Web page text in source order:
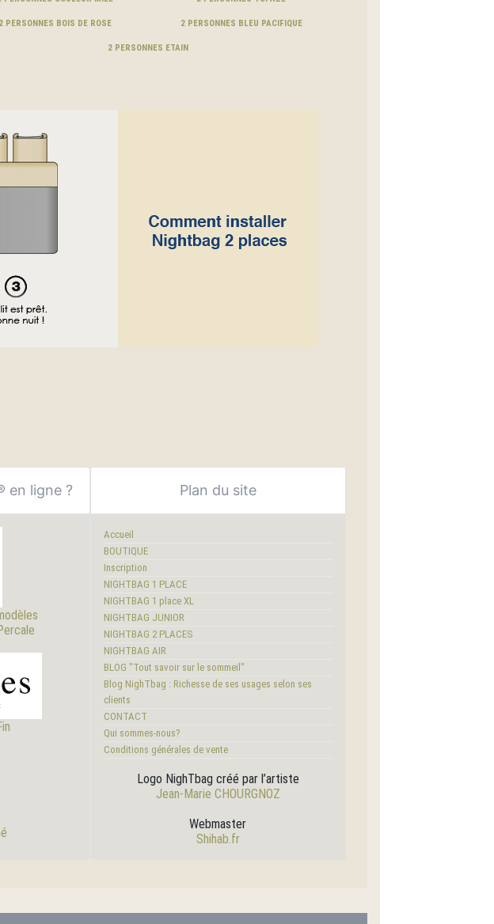
2 PERSONNES BOIS DE ROSE 2 PERSONNES BLEU PACIFIQUE
2 PERSONNES ETAIN
en ligne ? Plan du site
Accueil
BOUTIQUE
Inscription
NIGHTBAG 1 PLACE
NIGHTBAG 1 place XL
NIGHTBAG JUNIOR
NIGHTBAG 2 PLACES
NIGHTBAG AIR
BLOG "Tout savoir sur le sommeil"
Blog NighTbag : Richesse de ses usages selon ses
clients
CONTACT
Qui sommes-nous?
Conditions générales de vente
Logo NighTbag créé par l’artiste
Jean-Marie CHOURGNOZ
Webmaster
Shihab.fr